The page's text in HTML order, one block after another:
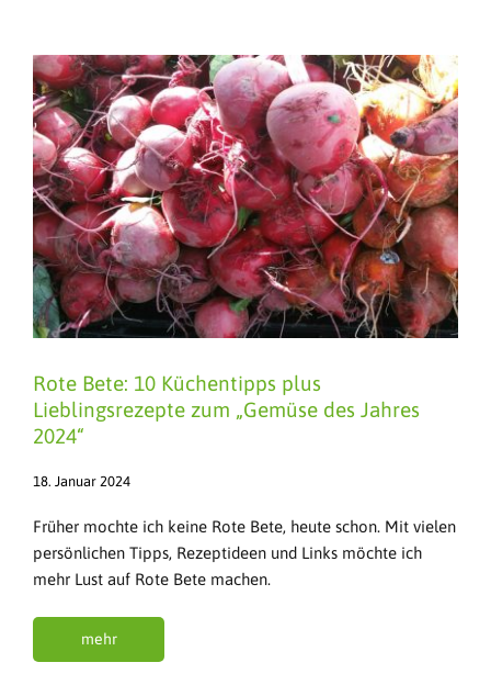
Rote Bete: 10 Küchentipps plus
Lieblingsrezepte zum „Gemüse des Jahres
2024“
18. Januar 2024
Früher mochte ich keine Rote Bete, heute schon. Mit vielen
persönlichen Tipps, Rezeptideen und Links möchte ich
mehr Lust auf Rote Bete machen.
mehr